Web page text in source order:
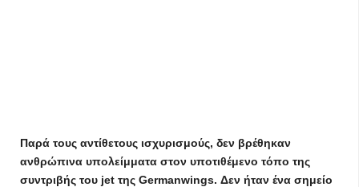
Παρά τους αντίθετους ισχυρισμούς, δεν βρέθηκαν
ανθρώπινα υπολείμματα στον υποτιθέμενο τόπο της
συντριβής του jet της Germanwings. Δεν ήταν ένα σημείο